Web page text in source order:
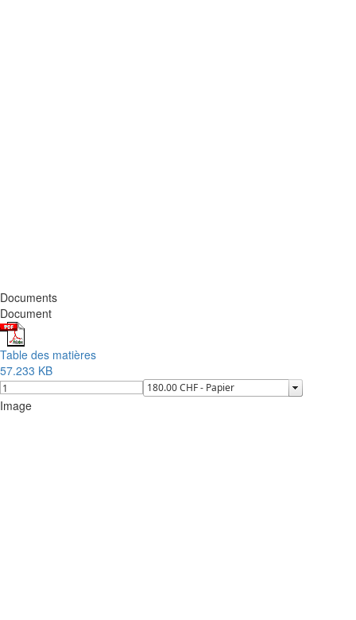
Documents
Document
Table des matières
57.233 KB
Image